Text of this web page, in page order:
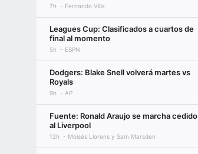
7h Fernando Villa
Leagues Cup: Clasificados a cuartos de
final al momento
5h ESPN
Dodgers: Blake Snell volverá martes vs
Royals
9h AP
Fuente: Ronald Araujo se marcha cedido
al Liverpool
12h Moisés Llorens y Sam Marsden